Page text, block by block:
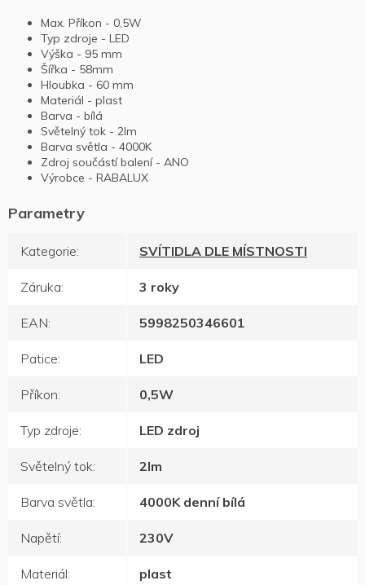
Max. Příkon - 0,5W
Typ zdroje - LED
Výška - 95 mm
Šířka - 58mm
Hloubka - 60 mm
Materiál - plast
Barva - bílá
Světelný tok - 2lm
Barva světla - 4000K
Zdroj součástí balení - ANO
Výrobce - RABALUX
Kategorie: SVÍTIDLA DLE MÍSTNOSTI
Záruka: 3 roky
EAN: 5998250346601
Patice: LED
Příkon: 0,5W
Typ zdroje: LED zdroj
Světelný tok: 2lm
Barva světla: 4000K denní bílá
Napětí: 230V
Materiál: plast